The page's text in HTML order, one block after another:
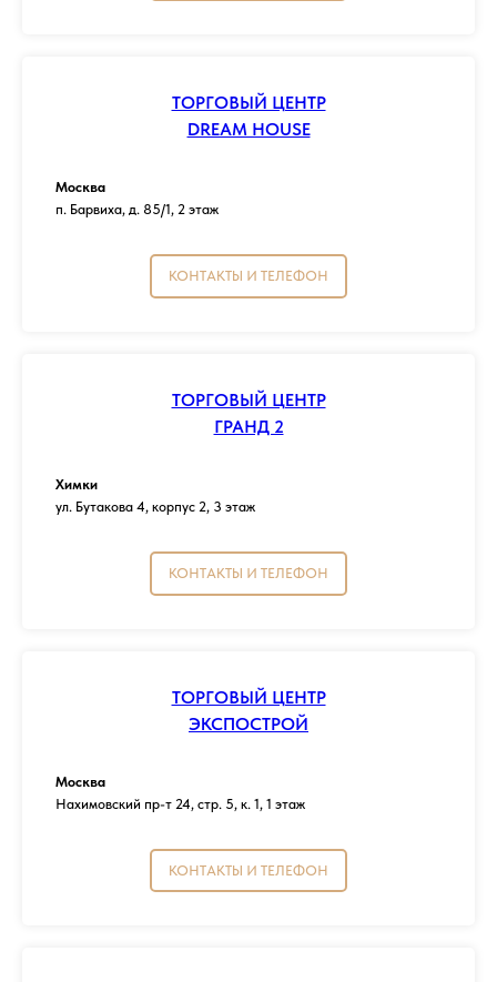
ТОРГОВЫЙ ЦЕНТР
DREAM HOUSE
Москва
п. Барвиха, д. 85/1, 2 этаж
КОНТАКТЫ И ТЕЛЕФОН
ТОРГОВЫЙ ЦЕНТР
ГРАНД 2
Химки
ул. Бутакова 4, корпус 2, 3 этаж
КОНТАКТЫ И ТЕЛЕФОН
ТОРГОВЫЙ ЦЕНТР
ЭКСПОСТРОЙ
Москва
Нахимовский пр-т 24, стр. 5, к. 1, 1 этаж
КОНТАКТЫ И ТЕЛЕФОН